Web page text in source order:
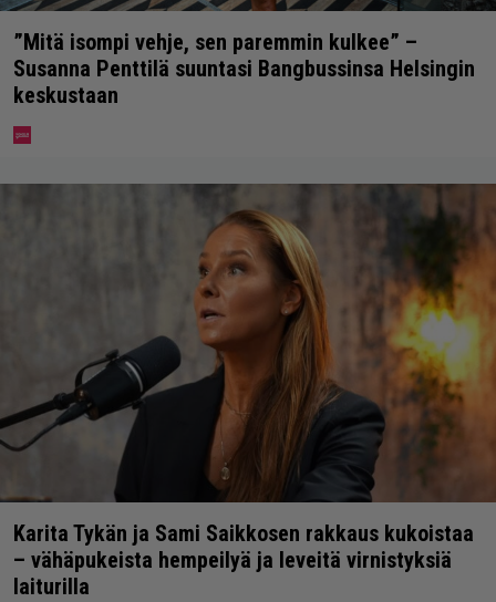
”Mitä isompi vehje, sen paremmin kulkee” –
Susanna Penttilä suuntasi Bangbussinsa Helsingin
keskustaan
Karita Tykän ja Sami Saikkosen rakkaus kukoistaa
– vähäpukeista hempeilyä ja leveitä virnistyksiä
laiturilla